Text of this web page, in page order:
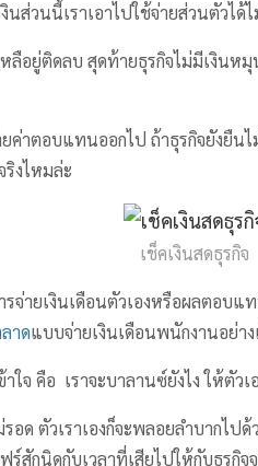
นส่วนนี้เราเอาไปใช้จ่ายส่วนตัวได้
ลือยู่ติดลบ สุดท้ายธุรกิจไม่มีเงินห
าตอบแทนออกไป ถ้าธุรกิจยังยืนไ
ริงไหมล่ะ
เช็คเงินสดธุรกิจ
จ่ายเงินเดือนตัวเองหรือผลตอบแ
าดแบบจ่ายเงินเดือนพนักงานอย่าง
ใจ คือ เราจะบาลานซ์ยังไง ให้ตั
รอด ตัวเราเองก็จะพลอยลำบากไ
ร์สักนิดกับเวลาที่เสียไปให้กับธุรกิจ